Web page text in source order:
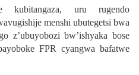
kubitangaza, uru rugendo
menshi ubutegetsi bwa
z’ubuyobozi bw’ishyaka bose
FPR cyangwa bafatwe